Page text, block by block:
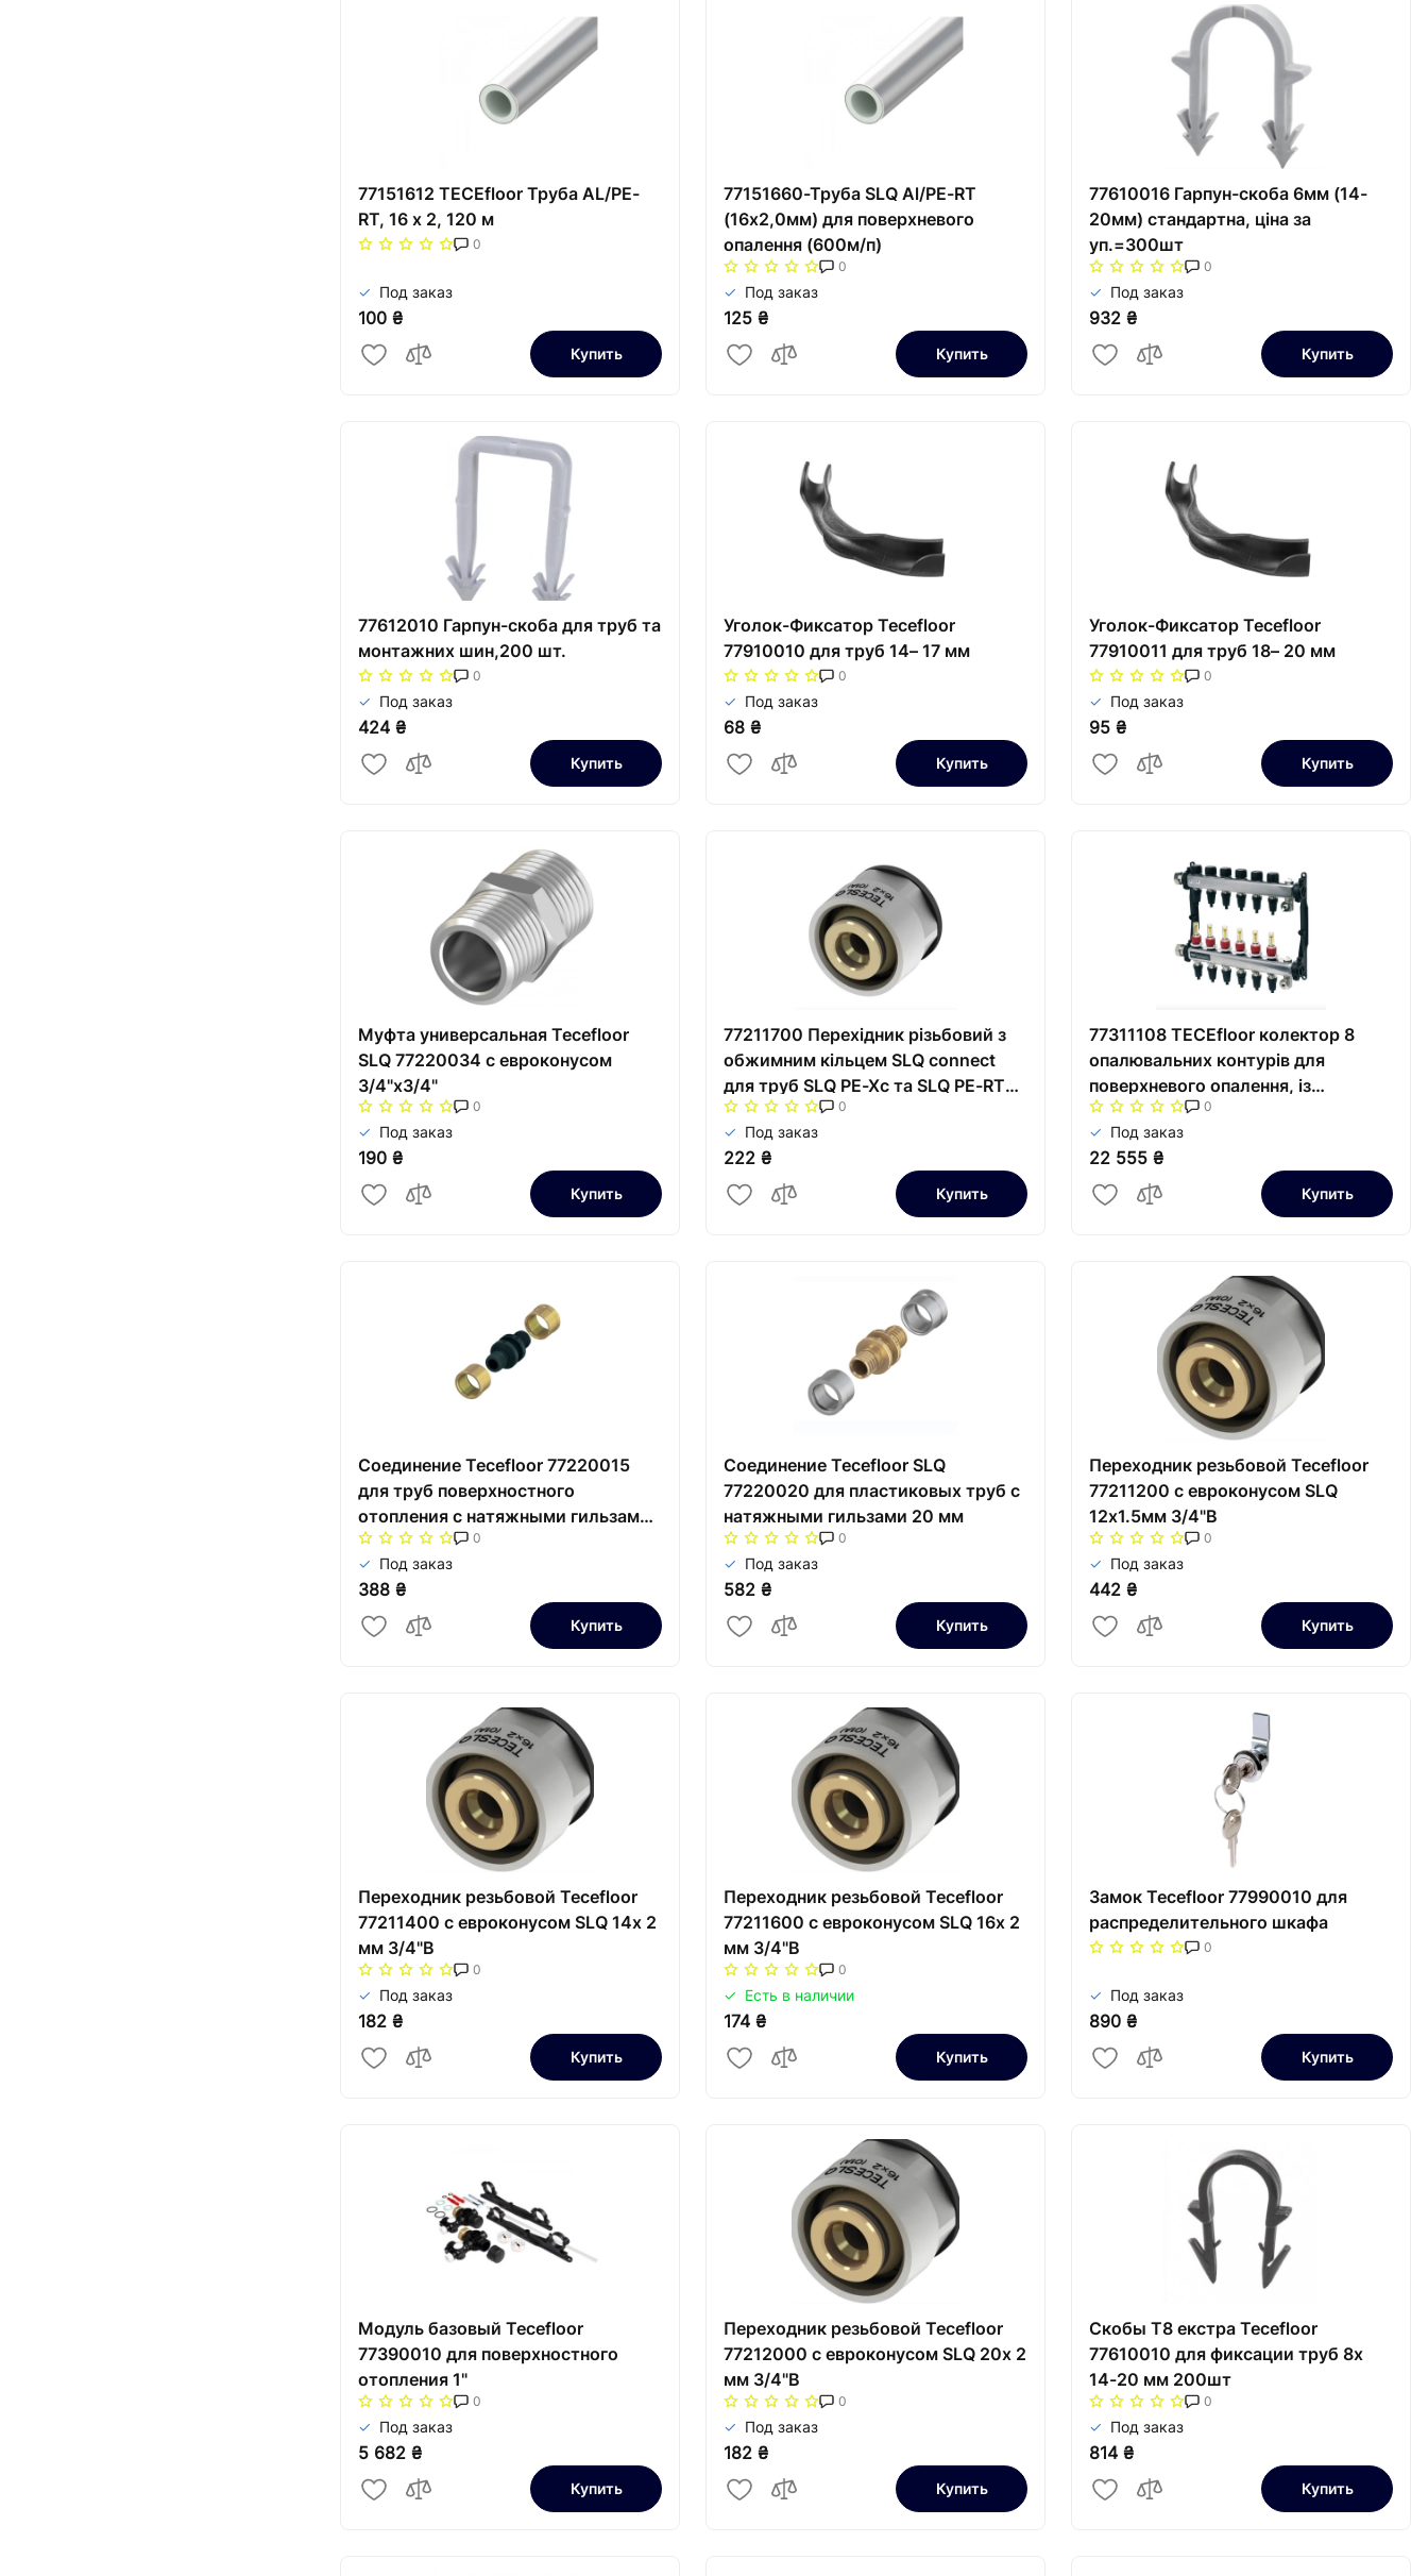
77151612 TECEfloor Труба AL/PE-
RT, 16 x 2, 120 м
0
Под заказ
100 ₴
Купить
77151660-Труба SLQ Al/PE-RT
(16х2,0мм) для поверхневого
опалення (600м/п)
0
Под заказ
125 ₴
Купить
77610016 Гарпун-скоба 6мм (14-
20мм) стандартна, ціна за
уп.=300шт
0
Под заказ
932 ₴
Купить
77612010 Гарпун-скоба для труб та
монтажних шин,200 шт.
0
Под заказ
424 ₴
Купить
Уголок-Фиксатор Tecefloor
77910010 для труб 14– 17 мм
0
Под заказ
68 ₴
Купить
Уголок-Фиксатор Tecefloor
77910011 для труб 18– 20 мм
0
Под заказ
95 ₴
Купить
Муфта универсальная Tecefloor
SLQ 77220034 с евроконусом
3/4"x3/4"
0
Под заказ
190 ₴
Купить
77211700 Перехідник різьбовий з
обжимним кільцем SLQ connect
для труб SLQ PE-Xc та SLQ PE-RT
17x2 (є
0
Под заказ
222 ₴
Купить
77311108 TECEfloor колектор 8
опалювальних контурів для
поверхневого опалення, із
нержавіючоїста
0
Под заказ
22 555 ₴
Купить
Соединение Tecefloor 77220015
для труб поверхностного
отопления с натяжными гильзами
16 мм
0
Под заказ
388 ₴
Купить
Соединение Tecefloor SLQ
77220020 для пластиковых труб с
натяжными гильзами 20 мм
0
Под заказ
582 ₴
Купить
Переходник резьбовой Tecefloor
77211200 с евроконусом SLQ
12х1.5мм 3/4"В
0
Под заказ
442 ₴
Купить
Переходник резьбовой Tecefloor
77211400 с евроконусом SLQ 14х 2
мм 3/4"В
0
Под заказ
182 ₴
Купить
Переходник резьбовой Tecefloor
77211600 с евроконусом SLQ 16х 2
мм 3/4"В
0
Есть в наличии
174 ₴
Купить
Замок Tecefloor 77990010 для
распределительного шкафа
0
Под заказ
890 ₴
Купить
Модуль базовый Tecefloor
77390010 для поверхностного
отопления 1"
0
Под заказ
5 682 ₴
Купить
Переходник резьбовой Tecefloor
77212000 с евроконусом SLQ 20х 2
мм 3/4"В
0
Под заказ
182 ₴
Купить
Скобы T8 екстра Tecefloor
77610010 для фиксации труб 8х
14-20 мм 200шт
0
Под заказ
814 ₴
Купить